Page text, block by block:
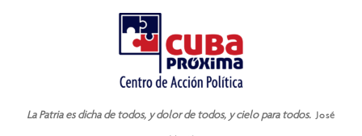
La Patria es dicha de todos, y dolor de todos, y cielo para todos. José